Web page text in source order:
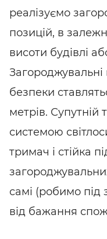
реалізуємо
позицій, в
висоти будівлі
безпеки
метрів. Супутній
системою
тримач і стійка
самі (робимо під
від бажання